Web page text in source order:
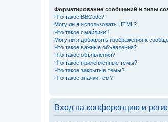
Форматирование сообщений и типы
Что такое BBCode?
Могу ли я использовать HTML?
Что такое смайлики?
Могу ли я добавлять изображения к
Что такое важные объявления?
Что такое объявления?
Что такое прилепленные темы?
Что такое закрытые темы?
Что такое значки тем?
Вход на конференцию и